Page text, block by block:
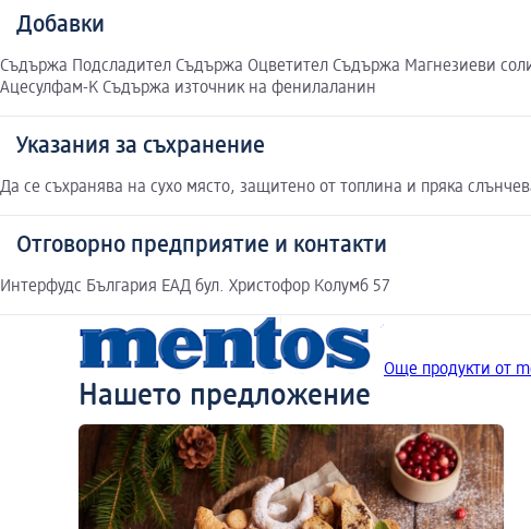
Добавки
Съдържа Подсладител Съдържа Оцветител Съдържа Магнезиеви
Ацесулфам-K Съдържа източник на фенилаланин
Указания за съхранение
Да се съхранява на сухо място, защитено от топлина и пряка
Отговорно предприятие и контакти
Интерфудс България ЕАД бул. Христофор Колумб 57
Още продукти от
Нашето предложение